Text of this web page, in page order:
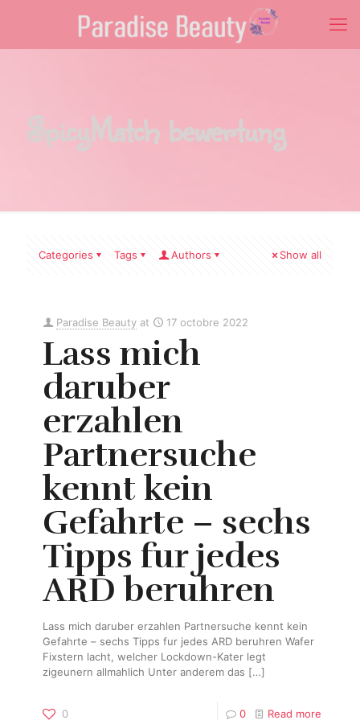
SpicyMatch bewertung
Categories Tags Authors Show all
Paradise Beauty at 17 octobre 2022
Lass mich
daruber
erzahlen
Partnersuche
kennt kein
Gefahrte – sechs
Tipps fur jedes
ARD beruhren
Lass mich daruber erzahlen Partnersuche kennt kein
Gefahrte – sechs Tipps fur jedes ARD beruhren Wafer
Fixstern lacht, welcher Lockdown-Kater legt
zigeunern allmahlich Unter anderem das […]
0 0 Read more